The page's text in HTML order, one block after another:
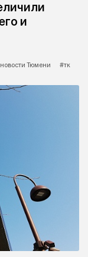
и
Тюмени #тк